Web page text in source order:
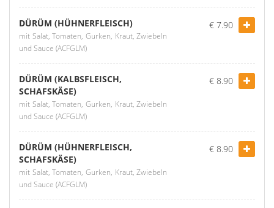
DÜRÜM (HÜHNERFLEISCH)
mit Salat, Tomaten, Gurken, Kraut, Zwiebeln
und Sauce (ACFGLM)
€ 7.90
DÜRÜM (KALBSFLEISCH,
SCHAFSKÄSE)
mit Salat, Tomaten, Gurken, Kraut, Zwiebeln
und Sauce (ACFGLM)
€ 8.90
DÜRÜM (HÜHNERFLEISCH,
SCHAFSKÄSE)
mit Salat, Tomaten, Gurken, Kraut, Zwiebeln
und Sauce (ACFGLM)
€ 8.90